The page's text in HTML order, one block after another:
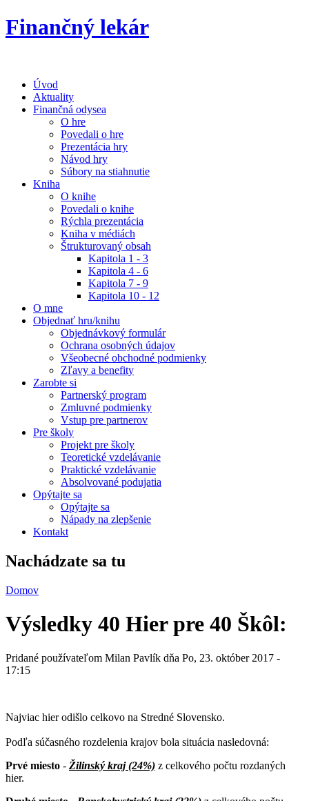
Finančný lekár
Úvod
Aktuality
Finančná odysea
O hre
Povedali o hre
Prezentácia hry
Návod hry
Súbory na stiahnutie
Kniha
O knihe
Povedali o knihe
Rýchla prezentácia
Kniha v médiách
Štrukturovaný obsah
Kapitola 1 - 3
Kapitola 4 - 6
Kapitola 7 - 9
Kapitola 10 - 12
O mne
Objednať hru/knihu
Objednávkový formulár
Ochrana osobných údajov
Všeobecné obchodné podmienky
Zľavy a benefity
Zarobte si
Partnerský program
Zmluvné podmienky
Vstup pre partnerov
Pre školy
Projekt pre školy
Teoretické vzdelávanie
Praktické vzdelávanie
Absolvované podujatia
Opýtajte sa
Opýtajte sa
Nápady na zlepšenie
Kontakt
Nachádzate sa tu
Domov
Výsledky 40 Hier pre 40 Škôl:
Pridané používateľom Milan Pavlík dňa Po, 23. október 2017 -
17:15
Najviac hier odišlo celkovo na Stredné Slovensko.
Podľa súčasného rozdelenia krajov bola situácia nasledovná:
Prvé miesto - Žilinský kraj (24%) z celkového počtu rozdaných
hier.